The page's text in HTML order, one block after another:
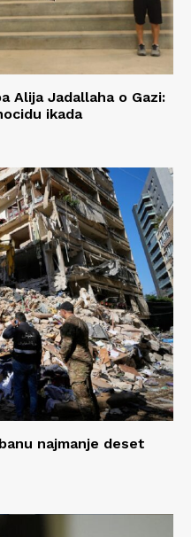
Alija Jadallaha o Gazi:
ikada
najmanje deset